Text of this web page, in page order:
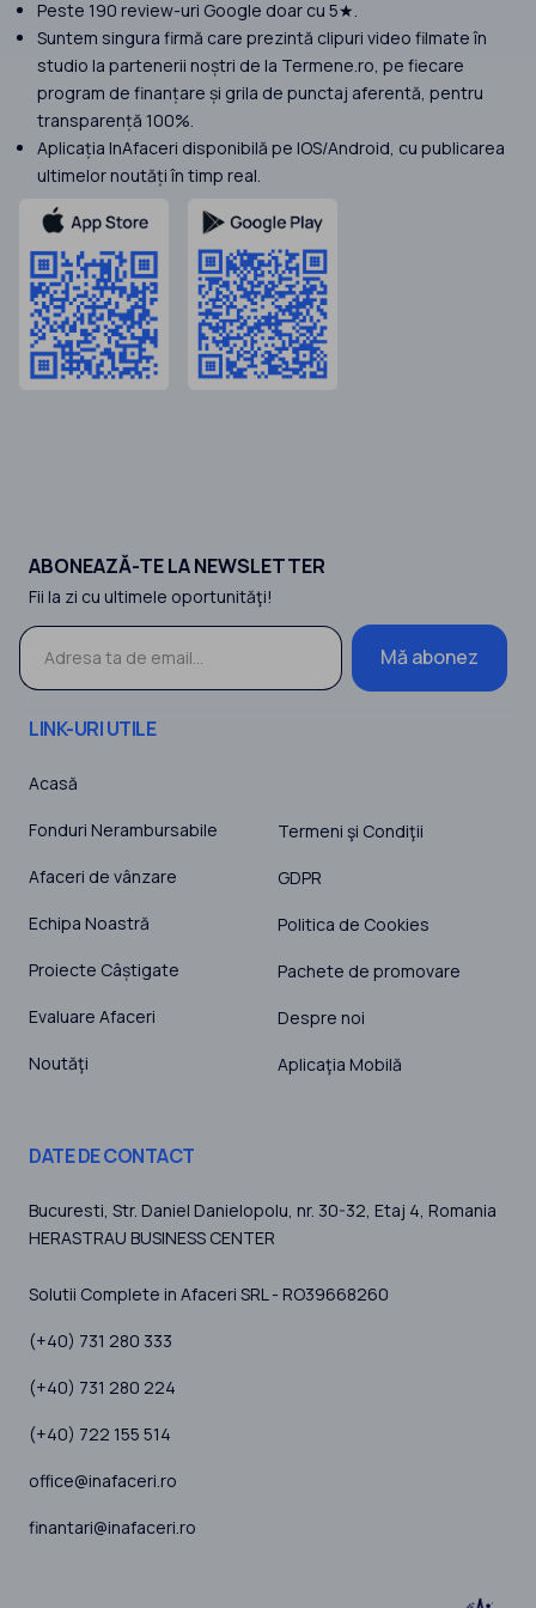
Peste 190 review-uri Google doar cu 5★.
Suntem singura firmă care prezintă clipuri video filmate în
studio la partenerii noștri de la Termene.ro, pe fiecare
program de finanțare și grila de punctaj aferentă, pentru
transparență 100%.
Aplicația InAfaceri disponibilă pe IOS/Android, cu publicarea
ultimelor noutăți în timp real.
ABONEAZĂ-TE LA NEWSLETTER
Fii la zi cu ultimele oportunităţi!
Mă abonez
LINK-URI UTILE
Acasă
Fonduri Nerambursabile
Afaceri de vânzare
Echipa Noastră
Proiecte Câștigate
Evaluare Afaceri
Noutăţi
Termeni şi Condiţii
GDPR
Politica de Cookies
Pachete de promovare
Despre noi
Aplicaţia Mobilă
DATE DE CONTACT
Bucuresti, Str. Daniel Danielopolu, nr. 30-32, Etaj 4, Romania
HERASTRAU BUSINESS CENTER
Solutii Complete in Afaceri SRL - RO39668260
(+40) 731 280 333
(+40) 731 280 224
(+40) 722 155 514
office@inafaceri.ro
finantari@inafaceri.ro